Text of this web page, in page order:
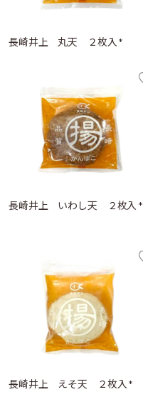
長崎井上 丸天 ２枚入 *
長崎井上 いわし天 ２枚入 *
長崎井上 えそ天 ２枚入 *